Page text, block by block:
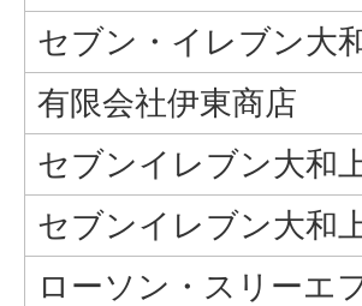
セブン・イレブン大
有限会社伊東商店
セブンイレブン大和
セブンイレブン大和
ローソン・スリーエ